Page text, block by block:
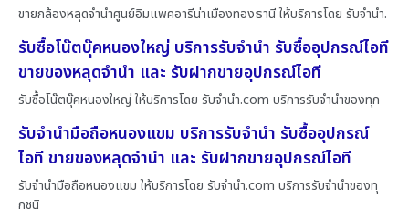
ขายกล้องหลุดจำนำศูนย์อิมแพคอารีน่าเมืองทองธานี ให้บริการโดย รับจํานํา.
รับซื้อโน๊ตบุ๊คหนองใหญ่ บริการรับจำนำ รับซื้ออุปกรณ์ไอที
ขายของหลุดจำนำ และ รับฝากขายอุปกรณ์ไอที
รับซื้อโน๊ตบุ๊คหนองใหญ่ ให้บริการโดย รับจํานํา.com บริการรับจำนำของทุก
รับจำนำมือถือหนองแขม บริการรับจำนำ รับซื้ออุปกรณ์
ไอที ขายของหลุดจำนำ และ รับฝากขายอุปกรณ์ไอที
รับจำนำมือถือหนองแขม ให้บริการโดย รับจํานํา.com บริการรับจำนำของทุ
กชนิ